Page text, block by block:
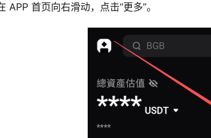
APP 首页向右滑动，点击“更多”。